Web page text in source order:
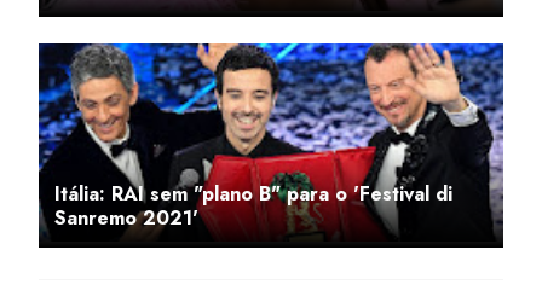
Itália: RAI sem "plano B" para o 'Festival di
Sanremo 2021'